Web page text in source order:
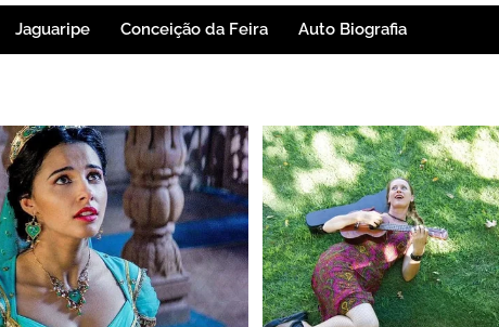
Jaguaripe Conceição da Feira Auto Biografia